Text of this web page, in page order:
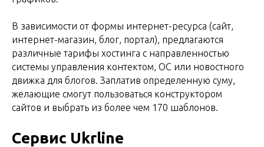
В зависимости от формы интернет-ресурса (сайт,
интернет-магазин, блог, портал), предлагаются
различные тарифы хостинга с направленностью
системы управления контектом, ОС или новостного
движка для блогов. Заплатив определенную суму,
желающие смогут пользоваться конструктором
сайтов и выбрать из более чем 170 шаблонов.
Сервис Ukrline